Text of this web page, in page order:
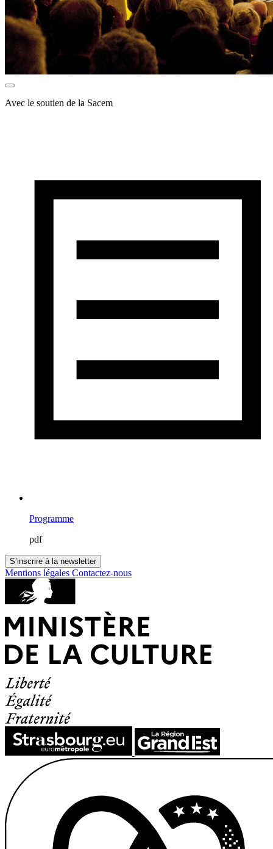
Avec le soutien de la Sacem
Programme
pdf
S’inscrire à la newsletter
Mentions légales Contactez-nous